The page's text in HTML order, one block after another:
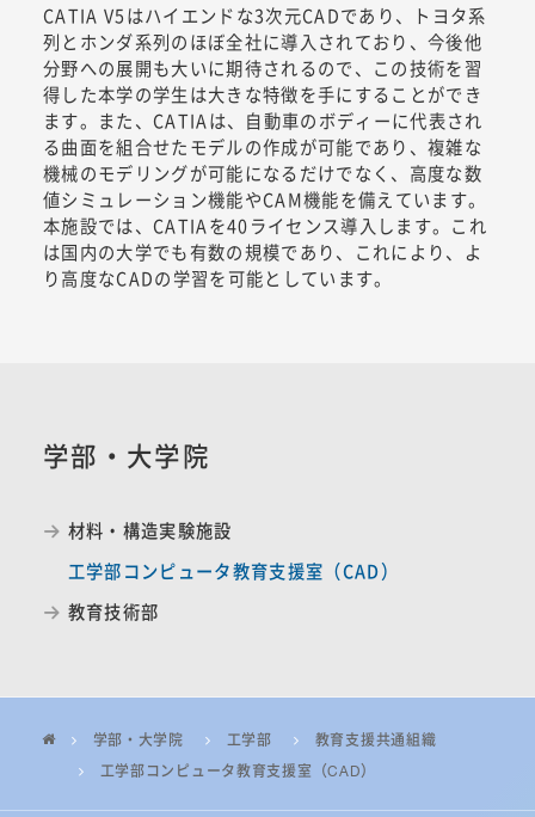
CATIA V5はハイエンドな3次元CADであり、トヨタ系
列とホンダ系列のほぼ全社に導入されており、今後他
分野への展開も大いに期待されるので、この技術を習
得した本学の学生は大きな特徴を手にすることができ
ます。また、CATIAは、自動車のボディーに代表され
る曲面を組合せたモデルの作成が可能であり、複雑な
機械のモデリングが可能になるだけでなく、高度な数
値シミュレーション機能やCAM機能を備えています。
本施設では、CATIAを40ライセンス導入します。これ
は国内の大学でも有数の規模であり、これにより、よ
り高度なCADの学習を可能としています。
学部・大学院
材料・構造実験施設
工学部コンピュータ教育支援室（CAD）
教育技術部
学部・大学院 工学部
教育支援共通組織
工学部コンピュータ教育支援室（CAD）